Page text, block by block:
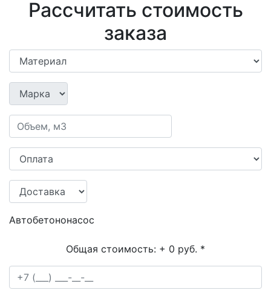
Рассчитать стоимость
заказа
Автобетононасос
Общая стоимость: + 0 руб. *